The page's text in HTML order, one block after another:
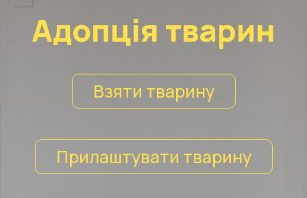
Адопція тварин
Взяти тварину
Прилаштувати тварину